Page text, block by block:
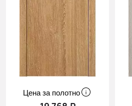
Цена за полотно